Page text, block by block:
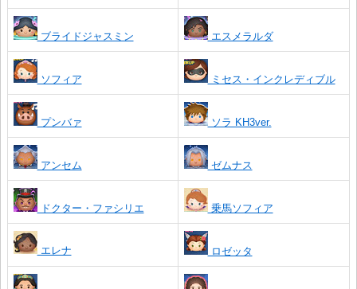
ブライドジャスミン エスメラルダ
ソフィア ミセス・インクレディブル
プンバァ ソラ KH3ver.
アンセム ゼムナス
ドクター・ファシリエ 乗馬ソフィア
エレナ ロゼッタ